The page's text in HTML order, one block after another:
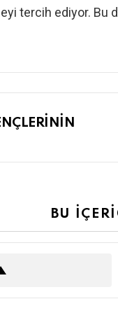
tercih ediyor.
BU